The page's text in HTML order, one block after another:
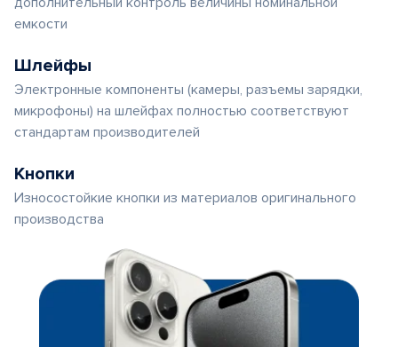
емкости
Шлейфы
Электронные компоненты (камеры, разъемы зарядки,
микрофоны) на шлейфах полностью соответствуют
стандартам производителей
Кнопки
Износостойкие кнопки из материалов оригинального
производства